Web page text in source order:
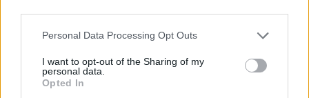
Please note that this website/app uses one or more Google
not limited to your visit or usage behaviour. You may click to
grant or deny consent to Google and its third-party tags to
use your data for below specified purposes in below Google
Personal Data Processing Opt Outs
I want to opt-out of the Sharing of my
personal data.
Opted In
Palau dice addio a Rudy Barbero, lutto nel mondo